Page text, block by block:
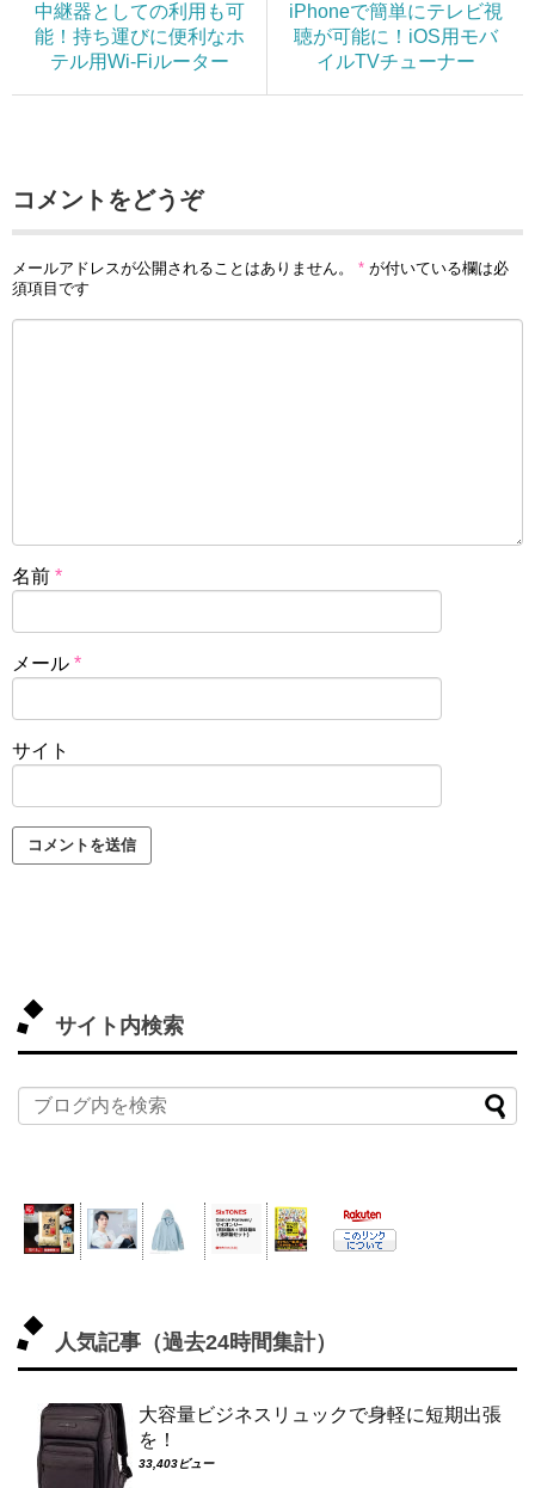
中継器としての利用も可
能！持ち運びに便利なホ
テル用Wi-Fiルーター
iPhoneで簡単にテレビ視
聴が可能に！iOS用モバ
イルTVチューナー
コメントをどうぞ
メールアドレスが公開されることはありません。 * が付いている欄は必
須項目です
名前 *
メール *
サイト
サイト内検索
人気記事（過去24時間集計）
大容量ビジネスリュックで身軽に短期出張
を！
33,403ビュー